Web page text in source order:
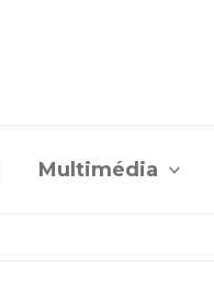
Multimédia